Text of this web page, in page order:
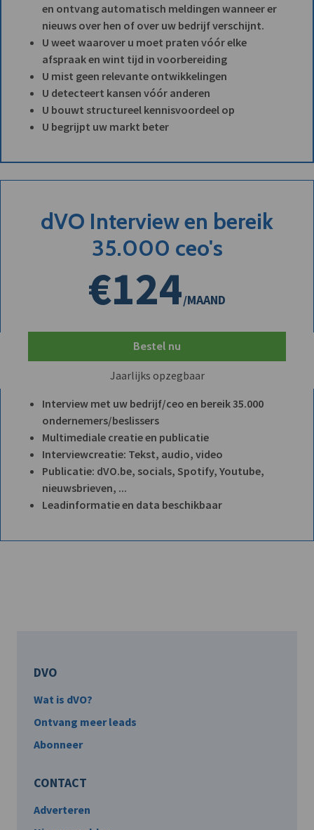
en ontvang automatisch meldingen wanneer er
nieuws over hen of over uw bedrijf verschijnt.
U weet waarover u moet praten vóór elke
afspraak en wint tijd in voorbereiding
U mist geen relevante ontwikkelingen
U detecteert kansen vóór anderen
U bouwt structureel kennisvoordeel op
U begrijpt uw markt beter
dVO Interview en bereik
35.000 ceo's
€124/MAAND
Bestel nu
Jaarlijks opzegbaar
Interview met uw bedrijf/ceo en bereik 35.000
ondernemers/beslissers
Multimediale creatie en publicatie
Interviewcreatie: Tekst, audio, video
Publicatie: dVO.be, socials, Spotify, Youtube,
nieuwsbrieven, ...
Leadinformatie en data beschikbaar
DVO
Wat is dVO?
Ontvang meer leads
Abonneer
CONTACT
Adverteren